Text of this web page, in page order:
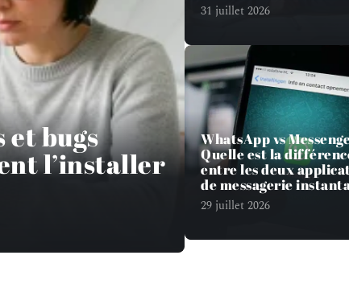
et bugs
l’installer
31 juillet 2026
WhatsApp vs
Quelle est la
entre les deux
de messagerie
29 juillet 2026